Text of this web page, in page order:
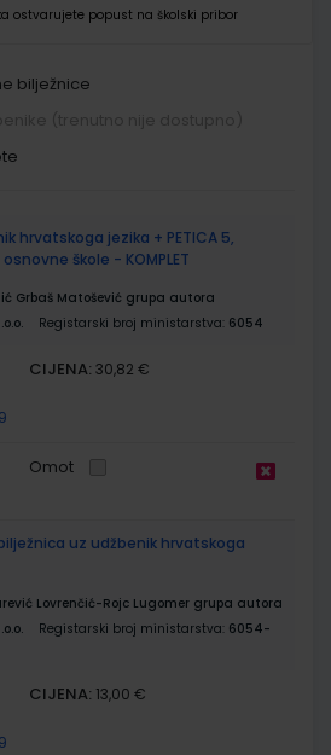
ostvarujete popust na školski pribor
bilježnice
hrvatskoga jezika + PETICA 5,
škole - KOMPLET
Grbaš Matošević grupa autora
Registarski broj ministarstva: 6054
CIJENA: 30,82 €
Omot
bilježnica uz udžbenik hrvatskoga
Lovrenčić-Rojc Lugomer grupa autora
Registarski broj ministarstva: 6054-
CIJENA: 13,00 €